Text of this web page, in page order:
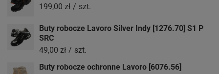
199,00 zł / szt.
Buty robocze Lavoro Silver Indy [1276.70] S1 P
SRC
49,00 zł / szt.
Buty robocze ochronne Lavoro [6076.56]